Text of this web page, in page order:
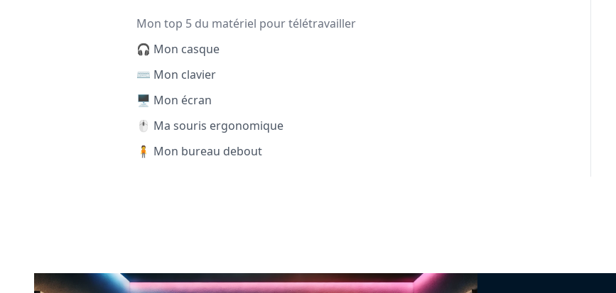
Mon top 5 du matériel pour télétravailler
🎧 Mon casque
⌨️ Mon clavier
🖥️ Mon écran
🖱️ Ma souris ergonomique
🧍 Mon bureau debout